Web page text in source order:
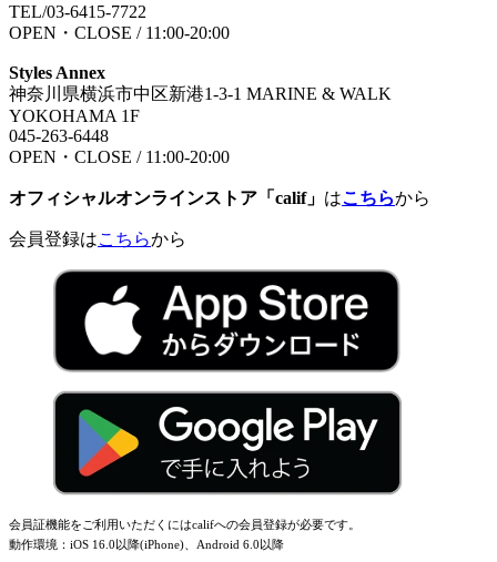
TEL/03-6415-7722
OPEN・CLOSE / 11:00-20:00
Styles Annex
神奈川県横浜市中区新港1-3-1 MARINE & WALK
YOKOHAMA 1F
045-263-6448
OPEN・CLOSE / 11:00-20:00
オフィシャルオンラインストア「calif」 はこちらから
会員登録はこちらから
会員証機能をご利用いただくにはcalifへの会員登録が必要です。
動作環境：iOS 16.0以降(iPhone)、Android 6.0以降